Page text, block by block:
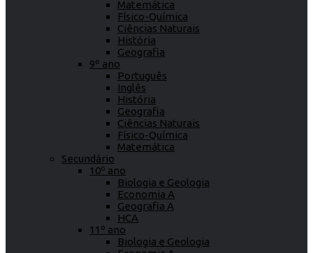
Matemática
Físico-Química
Ciências Naturais
História
Geografia
9º ano
Português
Inglês
História
Geografia
Ciências Naturais
Físico-Química
Matemática
Secundário
10º ano
Biologia e Geologia
Economia A
Geografia A
HCA
11º ano
Biologia e Geologia